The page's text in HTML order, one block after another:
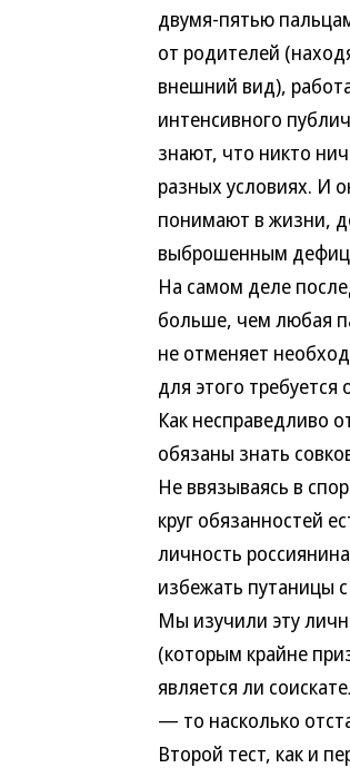
двумя-пятью
от родителей
внешний вид),
интенсивного
знают, что никто
разных условиях. И
понимают в жизни,
выброшенным
На самом деле
больше, чем любая
не отменяет
для этого
Как несправедливо
обязаны знать
Не ввязываясь в
круг обязанностей
личность
избежать путаницы
Мы изучили эту
(которым крайне
является ли
— то насколько
Второй тест, как и